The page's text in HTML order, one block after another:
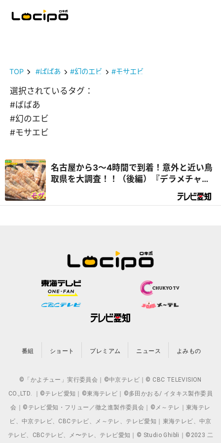
TOP #ばばあ #幻のエビ #モサエビ
選択されているタグ：
#ばばあ
#幻のエビ
#モサエビ
名古屋から3～4時間で到着！意外と近い鳥
取県を大調査！！（後編）『デラメチャ気
番組 ショート プレミアム ニュース よみもの
©「かよチュー」実行委員会｜©中京テレビ｜© CBC TELEVISION
CO.,LTD. ｜©テレビ愛知｜©東海テレビ｜©多田かおる/ イタキス製作委員
会｜©テレビ愛知・フリュー／徹之進製作委員会｜©メ～テレ｜東海テレ
ビ、中京テレビ、CBCテレビ、メ～テレ、テレビ愛知｜東海テレビ、中京
テレビ、CBCテレビ、メ〜テレ、テレビ愛知｜© Studio Ghibli｜©2023 二